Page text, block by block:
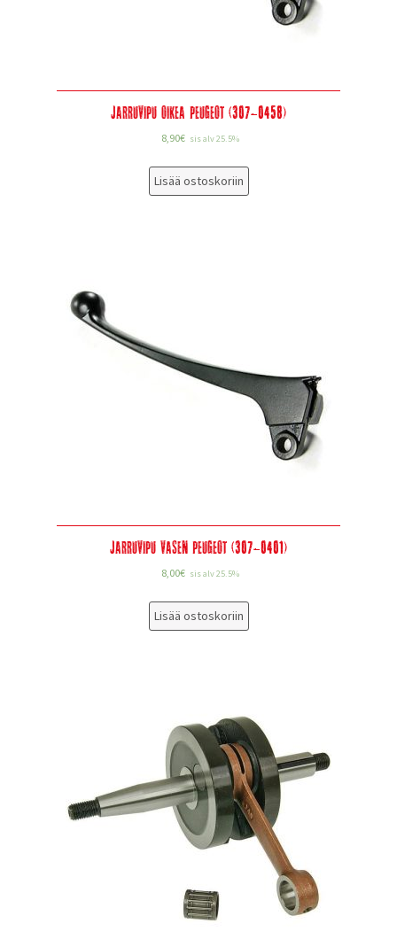
Jarruvipu oikea Peugeot (307-0458)
8,90€ sis alv 25.5%
Lisää ostoskoriin
Jarruvipu vasen Peugeot (307-0401)
8,00€ sis alv 25.5%
Lisää ostoskoriin